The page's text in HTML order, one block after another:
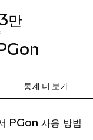
만
통계 더 보기
PGon 사용 방법